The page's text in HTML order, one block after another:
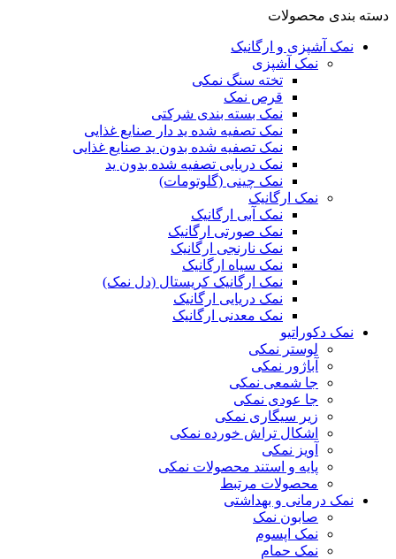
دسته بندی محصولات
نمک آشپزی و ارگانیک
نمک آشپزی
تخته سنگ نمکی
قرص نمک
نمک بسته بندی شرکتی
نمک تصفیه شده ید دار صنایع غذایی
نمک تصفیه شده بدون ید صنایع غذایی
نمک دریایی تصفیه شده بدون ید
نمک چینی (گلوتومات)
نمک ارگانیک
نمک آبی ارگانیک
نمک صورتی ارگانیک
نمک نارنجی ارگانیک
نمک سیاه ارگانیک
نمک ارگانیک کریستال (دل نمک)
نمک دریایی ارگانیک
نمک معدنی ارگانیک
نمک دکوراتیو
لوستر نمکی
آباژور نمکی
جا شمعی نمکی
جا عودی نمکی
زیر سیگاری نمکی
اشکال تراش خورده نمکی
آویز نمکی
پایه و استند محصولات نمکی
محصولات مرتبط
نمک درمانی و بهداشتی
صابون نمک
نمک اپسوم
نمک حمام